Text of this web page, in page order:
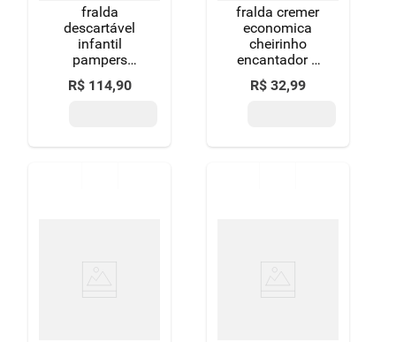
fralda
descartável
infantil
pampers
premium care
m 6 a 10kg
R$ 114,90
fralda cremer
economica
cheirinho
encantador g
30un sistema
antivazamento.
R$ 32,99